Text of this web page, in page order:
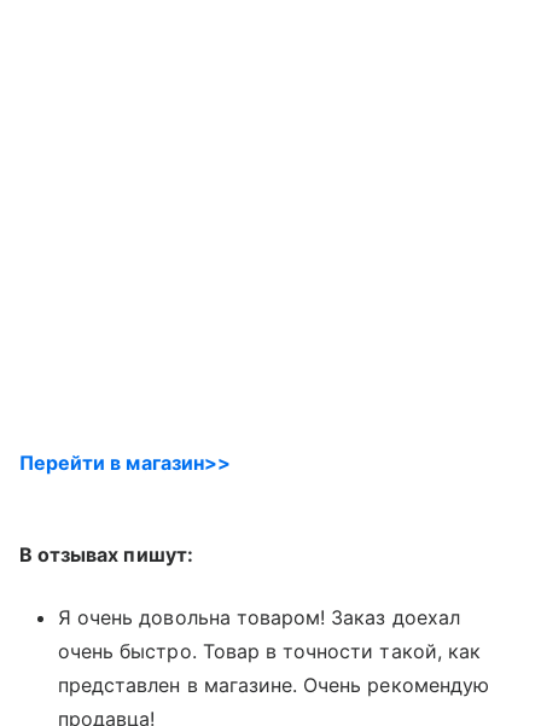
Перейти в магазин>>
В отзывах пишут:
Я очень довольна товаром! Заказ доехал
очень быстро. Товар в точности такой, как
представлен в магазине. Очень рекомендую
продавца!